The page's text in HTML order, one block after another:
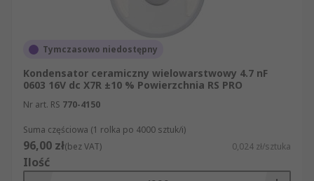
Tymczasowo niedostępny
Kondensator ceramiczny wielowarstwowy 4.7 nF
0603 16V dc X7R ±10 % Powierzchnia RS PRO
Nr art. RS 770-4150
Suma częściowa (1 rolka po 4000 sztuk/i)
96,00 zł(bez VAT) 0,024 zł/sztuka
Ilość